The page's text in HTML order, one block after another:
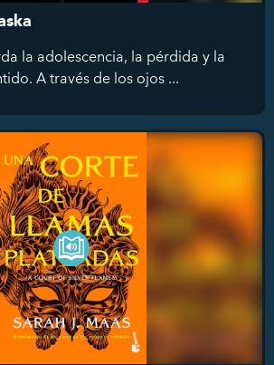
la adolescencia, la pérdida y la
A través de los ojos ...